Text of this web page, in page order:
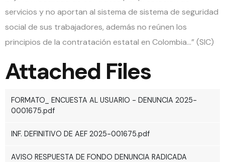
servicios y no aportan al sistema de sistema de seguridad
social de sus trabajadores, además no reúnen los
principios de la contratación estatal en Colombia…” (SIC)
Attached Files
FORMATO_ ENCUESTA AL USUARIO - DENUNCIA 2025-
0001675.pdf
INF. DEFINITIVO DE AEF 2025-001675.pdf
AVISO RESPUESTA DE FONDO DENUNCIA RADICADA